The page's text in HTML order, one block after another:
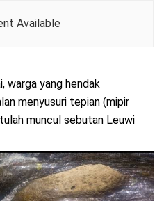
Available
warga yang hendak
menyusuri tepian (mipir
muncul sebutan Leuwi